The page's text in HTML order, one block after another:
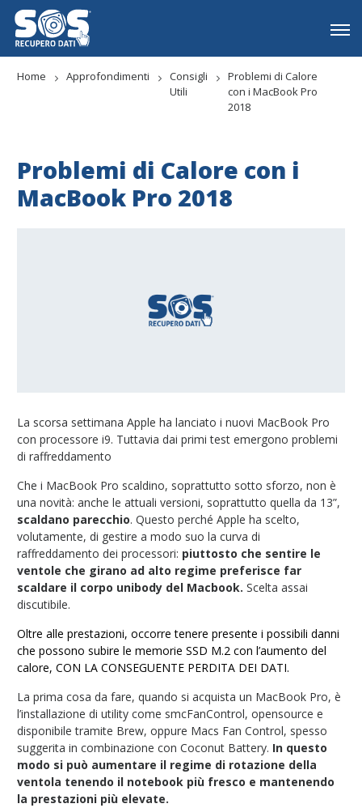
Home Approfondimenti
Consigli
Utili
Problemi di Calore
con i MacBook Pro
2018
Problemi di Calore con i
MacBook Pro 2018
La scorsa settimana Apple ha lanciato i nuovi MacBook Pro
con processore i9. Tuttavia dai primi test emergono problemi
di raffreddamento
Che i MacBook Pro scaldino, soprattutto sotto sforzo, non è
una novità: anche le attuali versioni, soprattutto quella da 13”,
scaldano parecchio. Questo perché Apple ha scelto,
volutamente, di gestire a modo suo la curva di
raffreddamento dei processori: piuttosto che sentire le
ventole che girano ad alto regime preferisce far
scaldare il corpo unibody del Macbook. Scelta assai
discutibile.
Oltre alle prestazioni, occorre tenere presente i possibili danni
che possono subire le memorie SSD M.2 con l’aumento del
calore, CON LA CONSEGUENTE PERDITA DEI DATI.
La prima cosa da fare, quando si acquista un MacBook Pro, è
l’installazione di utility come smcFanControl, opensource e
disponibile tramite Brew, oppure Macs Fan Control, spesso
suggerita in combinazione con Coconut Battery. In questo
modo si può aumentare il regime di rotazione della
ventola tenendo il notebook più fresco e mantenendo
la prestazioni più elevate.